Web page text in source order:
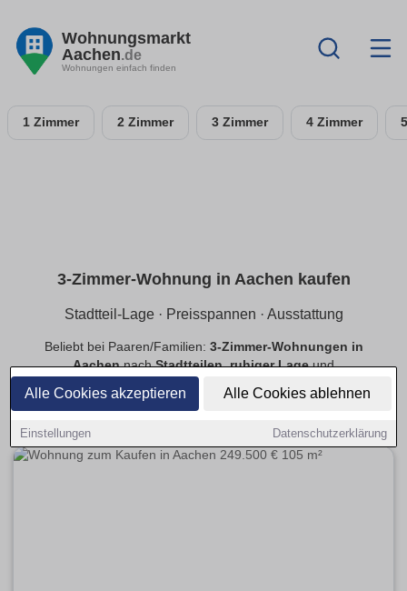
Alle Cookies akzeptieren Alle Cookies ablehnen
Einstellungen Datenschutzerklärung
Wohnungsmarkt
Aachen.de
Wohnungen einfach finden
1 Zimmer 2 Zimmer 3 Zimmer 4 Zimmer
3-Zimmer-Wohnung in Aachen kaufen
Stadtteil-Lage · Preisspannen · Ausstattung
Beliebt bei Paaren/Familien: 3-Zimmer-Wohnungen in
AachennachStadtteilen,ruhiger Lageund
Balkon
provisionsfrei.